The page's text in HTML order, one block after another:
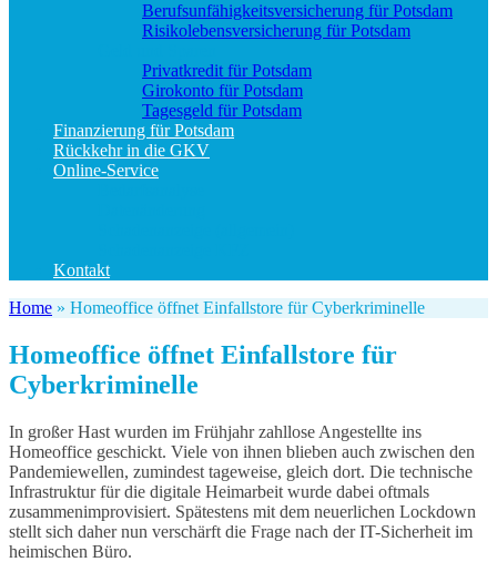
Berufs­unfähigkeitsversicherung für Potsdam
Risikolebensversicherung für Potsdam
Privatkredit für Potsdam
Girokonto für Potsdam
Tagesgeld für Potsdam
Finanzierung für Potsdam
Rückkehr in die GKV
Online-Service
Kontakt
Home » Homeoffice öffnet Einfallstore für Cyberkriminelle
Homeoffice öffnet Einfallstore für
Cyberkriminelle
In großer Hast wurden im Frühjahr zahllose Angestellte ins
Homeoffice geschickt. Viele von ihnen blieben auch zwischen den
Pandemiewellen, zumindest tageweise, gleich dort. Die technische
Infrastruktur für die digitale Heimarbeit wurde dabei oftmals
zusammenimprovisiert. Spätestens mit dem neuerlichen Lockdown
stellt sich daher nun verschärft die Frage nach der IT-Sicherheit im
heimischen Büro.